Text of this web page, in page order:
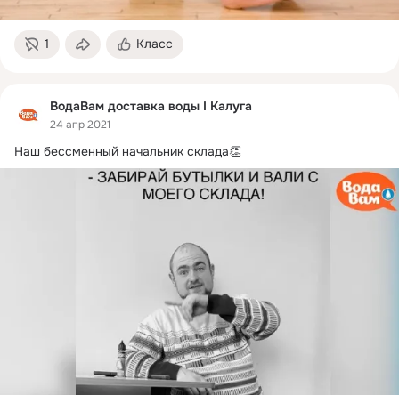
1 Класс
ВодаВам доставка воды I Калуга
24 апр 2021
Наш бессменный начальник склада👏